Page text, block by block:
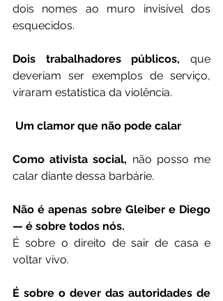
dois nomes ao muro invisível dos
esquecidos.
Dois trabalhadores públicos, que
deveriam ser exemplos de serviço,
viraram estatística da violência.
Um clamor que não pode calar
Como ativista social, não posso me
calar diante dessa barbárie.
Não é apenas sobre Gleiber e Diego
— é sobre todos nós.
É sobre o direito de sair de casa e
voltar vivo.
É sobre o dever das autoridades de